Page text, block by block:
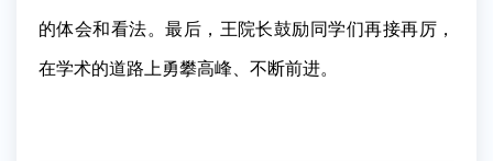
的体会和看法。最后，王院长鼓励同学们再接再厉，
在学术的道路上勇攀高峰、不断前进。